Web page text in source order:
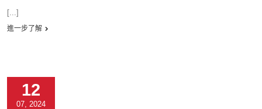
[...]
進一步了解
12
07, 2024